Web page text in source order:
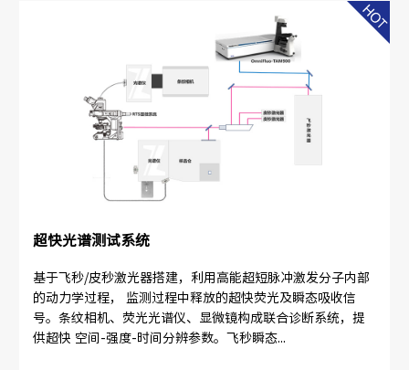
超快光谱测试系统
基于飞秒/皮秒激光器搭建，利用高能超短脉冲激发分子内部
的动力学过程， 监测过程中释放的超快荧光及瞬态吸收信
号。条纹相机、荧光光谱仪、显微镜构成联合诊断系统，提
供超快 空间-强度-时间分辨参数。飞秒瞬态...